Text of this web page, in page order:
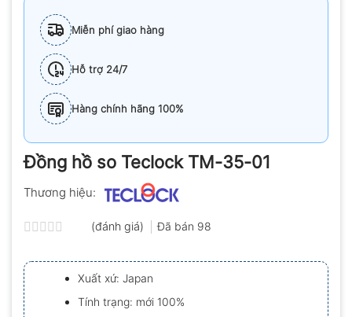
Miễn phí giao hàng
Hỗ trợ 24/7
Hàng chính hãng 100%
Đồng hồ so Teclock TM-35-01
Thương hiệu:
xếp
hạng
0.0
5
sao
(đánh giá) Đã bán 98
Xuất xứ: Japan
Tính trạng: mới 100%